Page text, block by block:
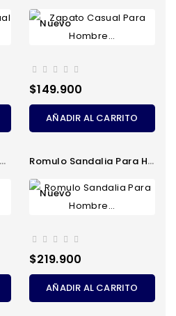
Nuevo
Precio
$149.900
AÑADIR AL CARRITO
Romulo Sandalia Para Hombre...
Nuevo
Precio
$219.900
AÑADIR AL CARRITO